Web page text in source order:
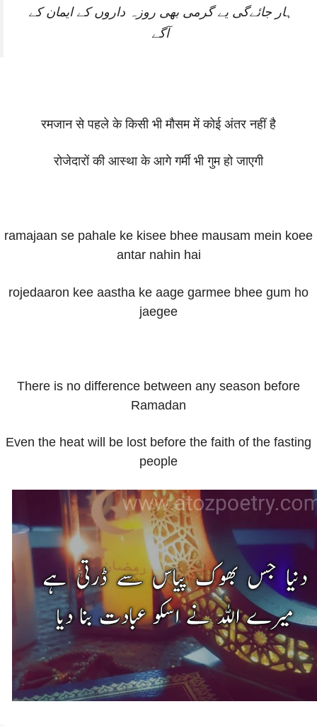
ہار جائےگی یے گرمی بھی روزہ داروں کے ایمان کے
آگے
रमजान से पहले के किसी भी मौसम में कोई अंतर नहीं है
रोजेदारों की आस्था के आगे गर्मी भी गुम हो जाएगी
ramajaan se pahale ke kisee bhee mausam mein koee
antar nahin hai
rojedaaron kee aastha ke aage garmee bhee gum ho
jaegee
There is no difference between any season before
Ramadan
Even the heat will be lost before the faith of the fasting
people